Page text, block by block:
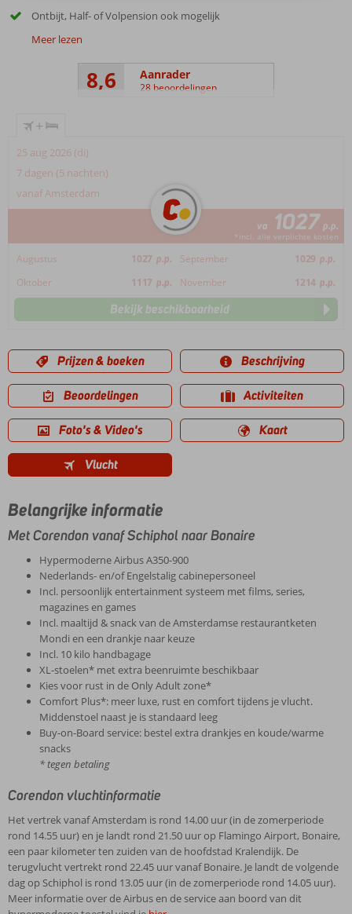
Ontbijt, Half- of Volpension ook mogelijk
Meer lezen
8,6 Aanrader
28 beoordelingen
+
25 aug 2026 (di)
7 dagen (5 nachten)
vanaf Amsterdam
va 1027 p.p.
*incl. alle verplichte kosten
Augustus 1027 p.p. September 1029 p.p.
Oktober
1117 p.p. November 1214 p.p.
Bekijk beschikbaarheid
Prijzen & boeken Beschrijving
Beoordelingen Activiteiten
Foto's & Video's Kaart
Vlucht
Belangrijke informatie
Met Corendon vanaf Schiphol naar Bonaire
Hypermoderne Airbus A350-900
Nederlands- en/of Engelstalig cabinepersoneel
Incl. persoonlijk entertainment systeem met films, series,
magazines en games
Incl. maaltijd & snack van de Amsterdamse restaurantketen
Mondi en een drankje naar keuze
Incl. 10 kilo handbagage
XL-stoelen* met extra beenruimte beschikbaar
Kies voor rust in de Only Adult zone*
Comfort Plus*: meer luxe, rust en comfort tijdens je vlucht.
Middenstoel naast je is standaard leeg
Buy-on-Board service: bestel extra drankjes en koude/warme
snacks
* tegen betaling
Corendon vluchtinformatie
Het vertrek vanaf Amsterdam is rond 14.00 uur (in de zomerperiode
rond 14.55 uur) en je landt rond 21.50 uur op Flamingo Airport, Bonaire,
een paar kilometer ten zuiden van de hoofdstad Kralendijk. De
terugvlucht vertrekt rond 22.45 uur vanaf Bonaire. Je landt de volgende
dag op Schiphol is rond 13.05 uur (in de zomerperiode rond 14.05 uur).
Meer informatie over de Airbus en de service aan boord van dit